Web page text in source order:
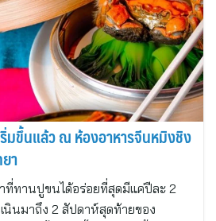
มขึ้นแล้ว ณ ห้องอาหารจีนหมิงชิง
า
ที่ทานปูขนได้อร่อยที่สุดมีแค่ปีละ 2
นินมาถึง 2 สัปดาห์สุดท้ายของ